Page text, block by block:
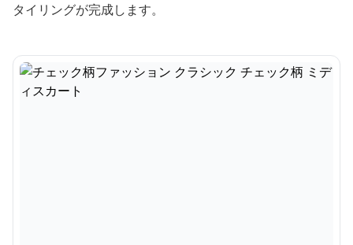
タイリングが完成します。